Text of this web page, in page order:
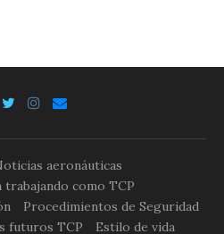
aeronáuticas
trabajando como TCP
Procedimientos de Seguridad
futuros TCP
Estilo de vida